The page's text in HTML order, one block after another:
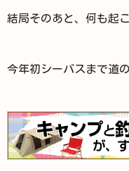
結局そのあと、何も起こ
今年初シーバスまで道